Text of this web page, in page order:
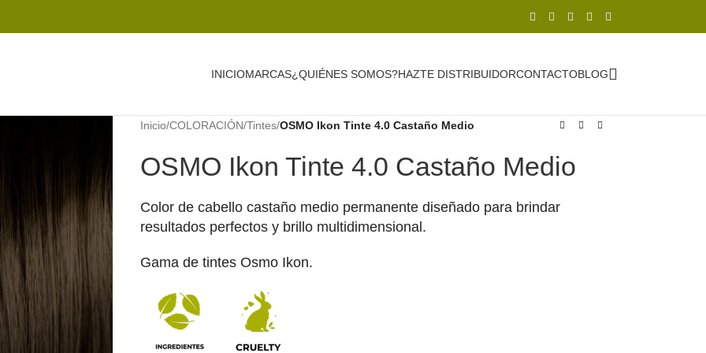
INICIOMARCAS¿QUIÉNES SOMOS?HAZTE DISTRIBUIDORCONTACTOBLOG
Inicio/COLORACIÓN/Tintes/OSMO Ikon Tinte 4.0 Castaño Medio
OSMO Ikon Tinte 4.0 Castaño Medio
Color de cabello castaño medio permanente diseñado para brindar
resultados perfectos y brillo multidimensional.
Gama de tintes Osmo Ikon.